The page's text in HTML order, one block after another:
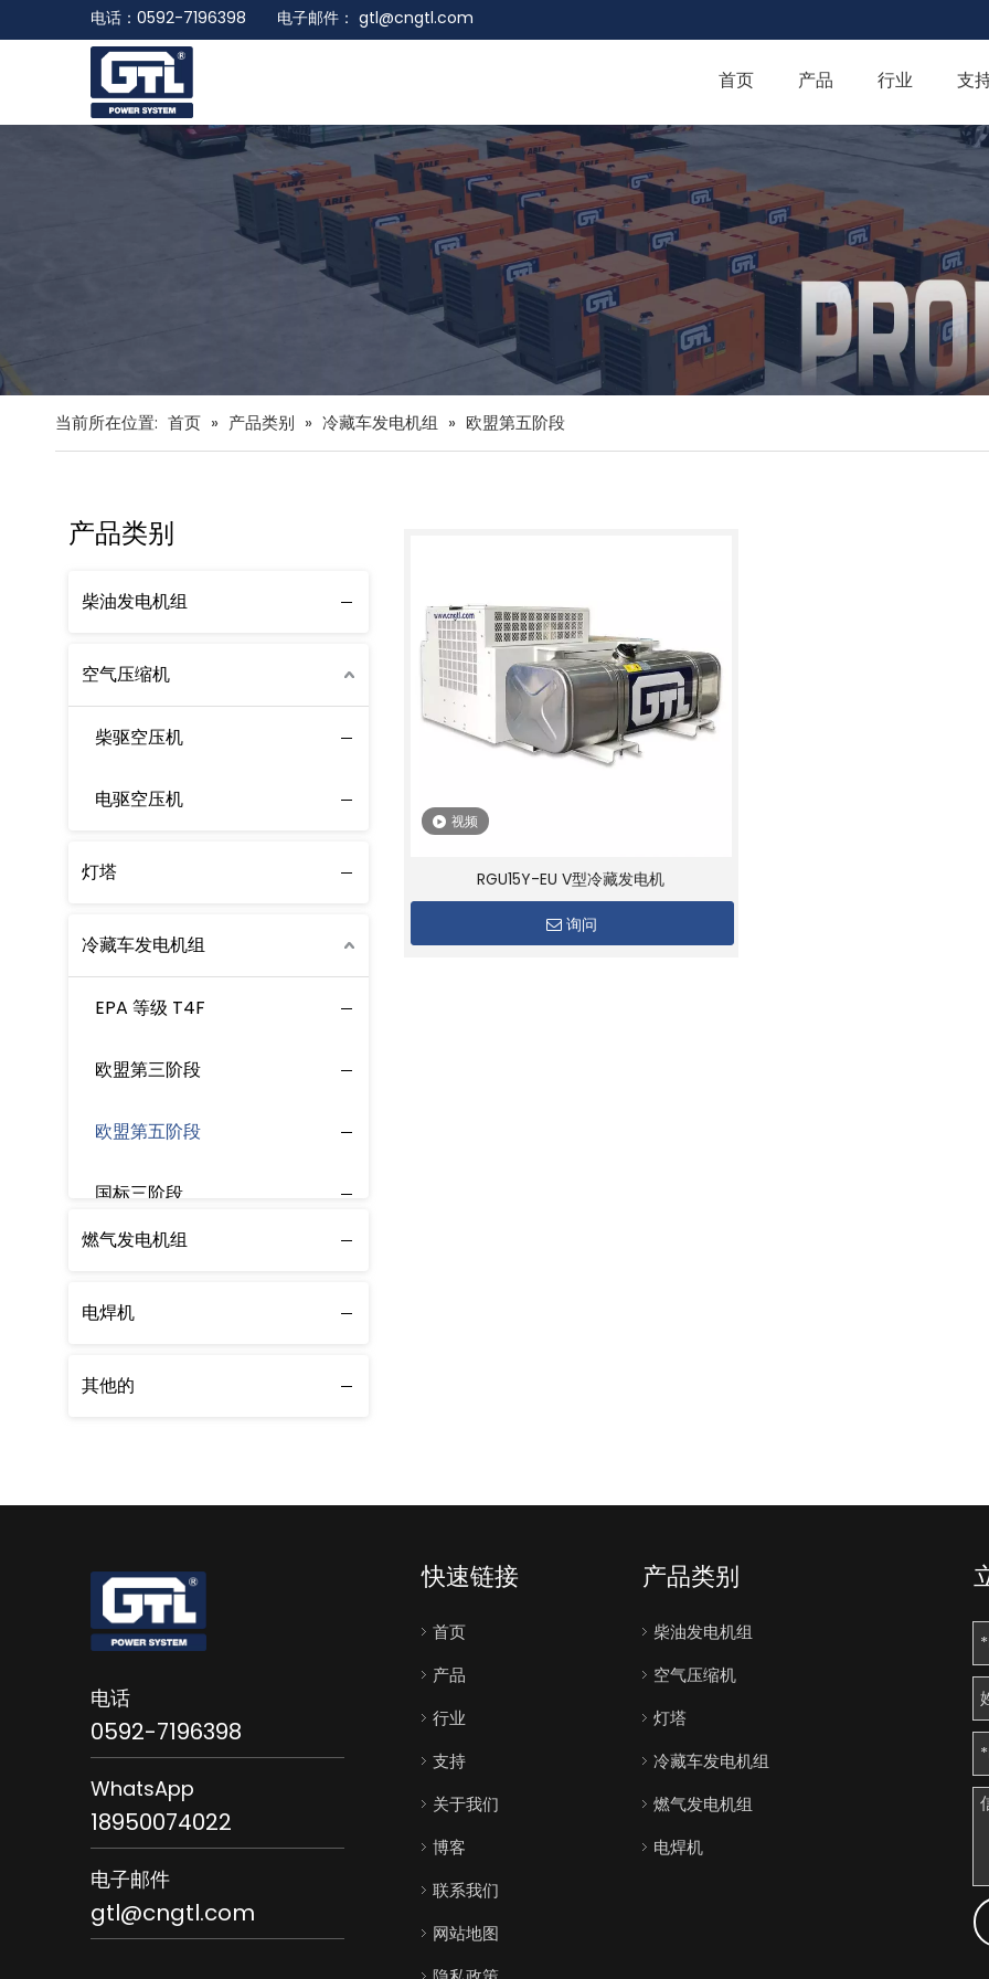
电话：0592-7196398 电子邮件： gtl@cngtl.com
首页 产品 行业 支
当前所在位置: 首页 » 产品类别 » 冷藏车发电机组 » 欧盟第五阶段
产品类别
柴油发电机组
空气压缩机
柴驱空压机
电驱空压机
灯塔
冷藏车发电机组
EPA 等级 T4F
欧盟第三阶段
欧盟第五阶段
国标三阶段
燃气发电机组
电焊机
其他的
视频
RGU15Y-EU V型冷藏发电机
询问
电话
0592-7196398
WhatsApp
18950074022
电子邮件
gtl@cngtl.com
快速链接
首页
产品
行业
支持
关于我们
博客
联系我们
网站地图
产品类别
柴油发电机组
空气压缩机
灯塔
冷藏车发电机组
燃气发电机组
电焊机